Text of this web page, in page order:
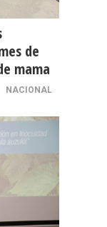
de
mama
NACIONAL